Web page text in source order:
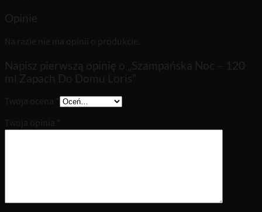
Opinie
Na razie nie ma opinii o produkcie.
Napisz pierwszą opinię o „Szampańska Noc – 120
ml Zapach Do Domu Loris”
Twoja ocena
Twoja opinia